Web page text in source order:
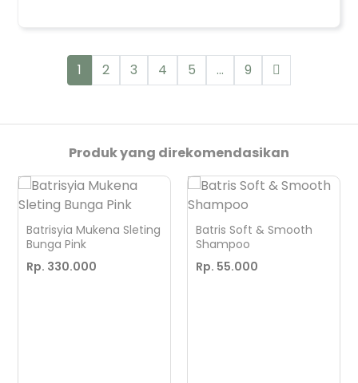
1 2 3 4 5 ... 9
Produk yang direkomendasikan
Batrisyia Mukena Sleting
Bunga Pink
Rp. 330.000
Batris Soft & Smooth
Shampoo
Rp. 55.000